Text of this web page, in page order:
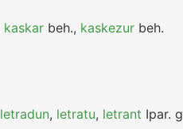
kaskar beh., kaskezur beh.
letradun, letratu, letrant Ipar.